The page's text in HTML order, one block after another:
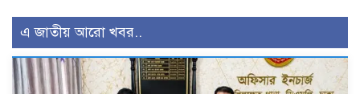
এ জাতীয় আরো খবর..